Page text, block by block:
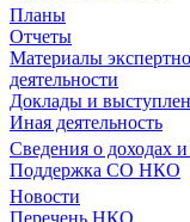
Планы
Отчеты
Материалы
деятельности
Доклады и
Иная деятельность
Сведения о доходах
Поддержка СО НКО
Новости
Перечень НКО